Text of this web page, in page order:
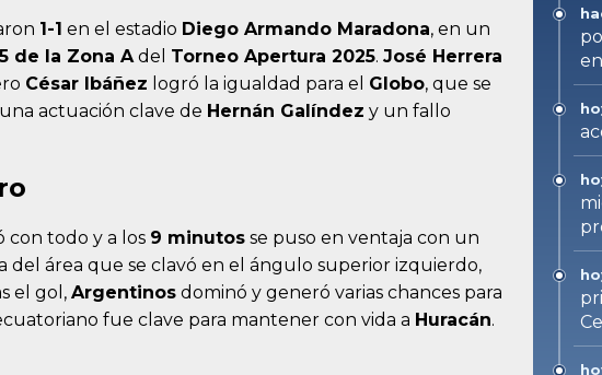
1-1 en el estadio Diego Armando Maradona, en un
de la Zona Adel Torneo Apertura 2025. José Herrera
César Ibáñez logró la igualdad para el Globo, que se
actuación clave de Hernán Galíndez y un fallo
con todo y a los 9 minutos se puso en ventaja con un
del área que se clavó en el ángulo superior izquierdo,
el gol, Argentinos dominó y generó varias chances para
fue clave para mantener con vida a Huracán.